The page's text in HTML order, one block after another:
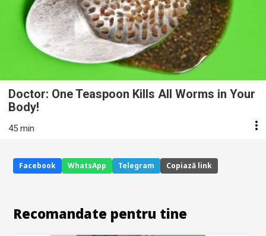
Doctor: One Teaspoon Kills All Worms in Your
Body!
45 min
Facebook WhatsApp Telegram Copiază link
Recomandate pentru tine